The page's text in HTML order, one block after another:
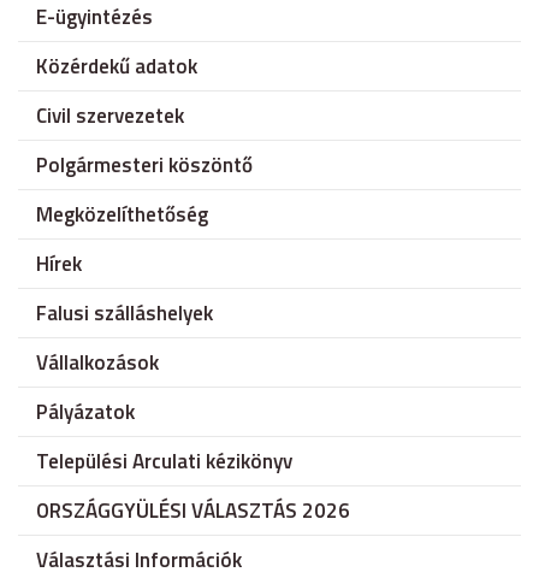
E-ügyintézés
Közérdekű adatok
Civil szervezetek
Polgármesteri köszöntő
Megközelíthetőség
Hírek
Falusi szálláshelyek
Vállalkozások
Pályázatok
Települési Arculati kézikönyv
ORSZÁGGYÜLÉSI VÁLASZTÁS 2026
Választási Információk